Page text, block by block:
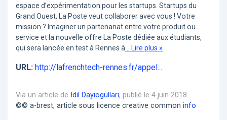
espace d’expérimentation pour les startups. Startups du
Grand Ouest, La Poste veut collaborer avec vous ! Votre
mission ? Imaginer un partenariat entre votre produit ou
service et la nouvelle offre La Poste dédiée aux étudiants,
qui sera lancée en test à Rennes à... Lire plus »
URL: http://lafrenchtech-rennes.fr/appel...
Via un article de Idil Dayiogullari, publié le 4 juin 2018
©© a-brest, article sous licence creative common info